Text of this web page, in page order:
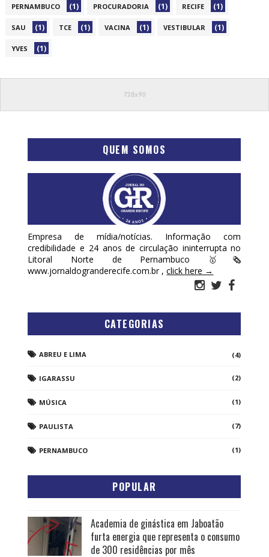
PERNAMBUCO (1) PROCURADORIA (1) RECIFE (1)
SAU (1) TCE (1) VACINA (1) VESTIBULAR (1)
YVES (1)
QUEM SOMOS
Empresa de mídia/notícias. Informação com
credibilidade e 24 anos de circulação ininterrupta no
Litoral Norte de Pernambuco 🥇🗞
www.jornaldogranderecife.com.br ,click here →
CATEGORIAS
ABREU E LIMA (4)
IGARASSU (2)
MÚSICA (1)
PAULISTA (7)
PERNAMBUCO (1)
POPULAR
Academia de ginástica em Jaboatão
furta energia que representa o consumo
de 300 residências por mês